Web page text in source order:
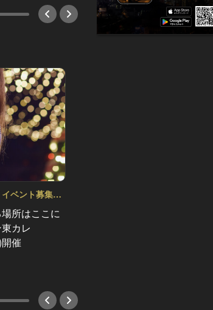
ベント募集
場所はここに
カレ
催